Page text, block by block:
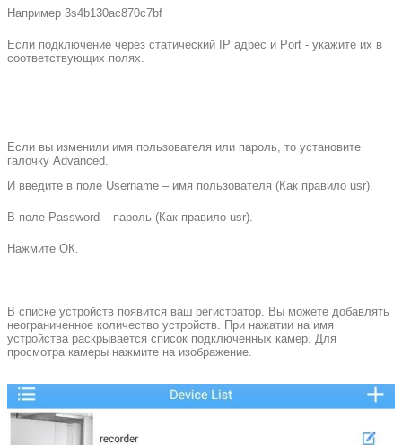
Например 3s4b130аc870c7bf
Если подключение через статический IP адрес и Port - укажите их в
соответствующих полях.
Если вы изменили имя пользователя или пароль, то установите
галочку Advanced.
И введите в поле Username – имя пользователя (Как правило usr).
В поле Password – пароль (Как правило usr).
Нажмите ОК.
В списке устройств появится ваш регистратор. Вы можете добавлять
неограниченное количество устройств. При нажатии на имя
устройства раскрывается список подключенных камер. Для
просмотра камеры нажмите на изображение.